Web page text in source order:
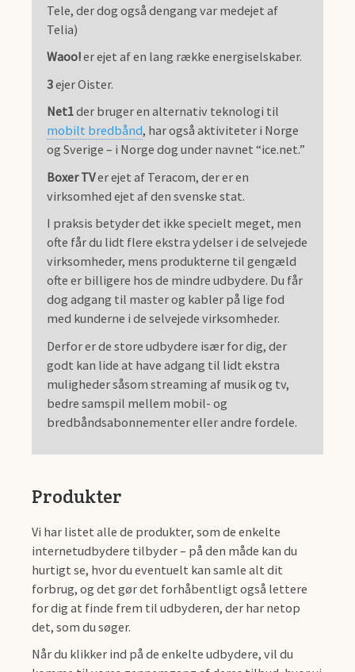
Tele, der dog også dengang var medejet af
Telia)
Waoo!er ejet af en lang række energiselskaber.
3ejer Oister.
Net1der bruger en alternativ teknologi til
mobilt bredbånd, har også aktiviteter i Norge
og Sverige – i Norge dog under navnet “ice.net.”
Boxer TVer ejet af Teracom, der er en
virksomhed ejet af den svenske stat.
I praksis betyder det ikke specielt meget, men
ofte får du lidt flere ekstra ydelser i de selvejede
virksomheder, mens produkterne til gengæld
ofte er billigere hos de mindre udbydere. Du får
dog adgang til master og kabler på lige fod
med kunderne i de selvejede virksomheder.
Derfor er de store udbydere især for dig, der
godt kan lide at have adgang til lidt ekstra
muligheder såsom streaming af musik og tv,
bedre samspil mellem mobil- og
bredbåndsabonnementer eller andre fordele.
Produkter
Vi har listet alle de produkter, som de enkelte
internetudbydere tilbyder – på den måde kan du
hurtigt se, hvor du eventuelt kan samle alt dit
forbrug, og det gør det forhåbentligt også lettere
for dig at finde frem til udbyderen, der har netop
det, som du søger.
Når du klikker ind på de enkelte udbydere, vil du